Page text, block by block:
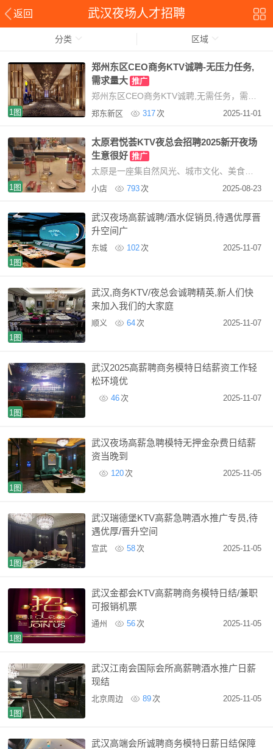
返回 武汉夜场人才招聘
分类 区域
1图
郑州东区CEO商务KTV诚聘-无压力任务,
需求量大 推广
郑东新区 317次 2025-11-01
1图
太原君悦荟KTV夜总会招聘2025新开夜场
生意很好 推广
太原是一座集自然风光、城市文化、美食佳肴于一体的美丽城市。无论你是来旅游观光，还是
小店 793次 2025-08-23
1图
武汉夜场高薪诚聘/酒水促销员,待遇优厚晋
升空间广
东城 102 次 2025-11-07
1图
武汉,商务KTV/夜总会诚聘精英,新人们快
来加入我们的大家庭
顺义 64 次 2025-11-07
1图
武汉2025高薪聘商务模特日结薪资工作轻
松环境优
46 次 2025-11-07
1图
武汉夜场高薪急聘模特无押金杂费日结薪
资当晚到
120 次 2025-11-05
1图
武汉瑞德堡KTV高薪急聘酒水推广专员,待
遇优厚/晋升空间
宣武 58 次 2025-11-05
1图
武汉金都会KTV高薪聘商务模特日结/兼职
可报销机票
通州 56 次 2025-11-05
1图
武汉江南会国际会所高薪聘酒水推广日薪
现结
北京周边 89 次 2025-11-05
武汉高端会所诚聘商务模特日薪日结保障